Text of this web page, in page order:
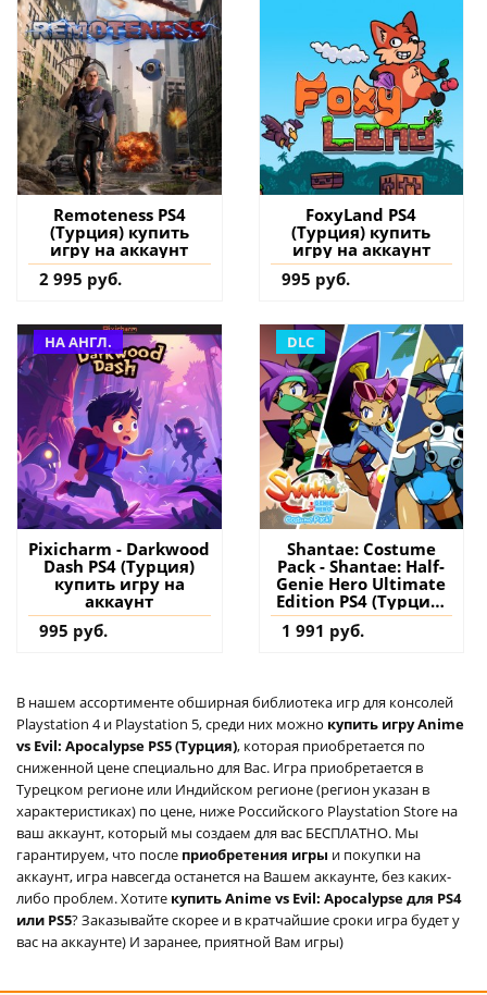
Remoteness PS4
(Турция) купить
игру на аккаунт
2 995 руб.
FoxyLand PS4
(Турция) купить
игру на аккаунт
995 руб.
НА АНГЛ.
Pixicharm - Darkwood
Dash PS4 (Турция)
купить игру на
аккаунт
995 руб.
DLC
Shantae: Costume
Pack - Shantae: Half-
Genie Hero Ultimate
Edition PS4 (Турция)
купить дополнение
на аккаунт
1 991 руб.
В нашем ассортименте обширная библиотека игр для консолей
Playstation 4 и Playstation 5, среди них можно купить игру Anime
vs Evil: Apocalypse PS5 (Турция), которая приобретается по
сниженной цене специально для Вас. Игра приобретается в
Турецком регионе или Индийском регионе (регион указан в
характеристиках) по цене, ниже Российского Playstation Store на
ваш аккаунт, который мы создаем для вас БЕСПЛАТНО. Мы
гарантируем, что после приобретения игры и покупки на
аккаунт, игра навсегда останется на Вашем аккаунте, без каких-
либо проблем. Хотите купить Anime vs Evil: Apocalypse для PS4
или PS5? Заказывайте скорее и в кратчайшие сроки игра будет у
вас на аккаунте) И заранее, приятной Вам игры)